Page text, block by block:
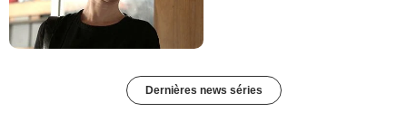
Dernières news séries